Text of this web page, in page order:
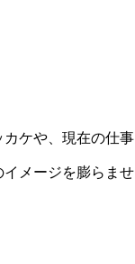
ケや、現在の仕事
メージを膨らませ